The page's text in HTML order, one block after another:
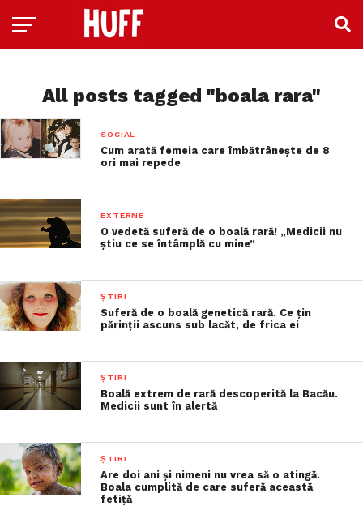
All posts tagged "boala rara"
SOCIAL
Cum arată femeia care îmbătrânește de 8
ori mai repede
EXTERNE
O vedetă suferă de o boală rară! „Medicii nu
ştiu ce se întâmplă cu mine”
ȘTIRI
Suferă de o boală genetică rară. Ce țin
părinții ascuns sub lacăt, de frica ei
ȘTIRI
Boală extrem de rară descoperită la Bacău.
Medicii sunt în alertă
ȘTIRI
Are doi ani și nimeni nu vrea să o atingă.
Boala cumplită de care suferă această
fetiță